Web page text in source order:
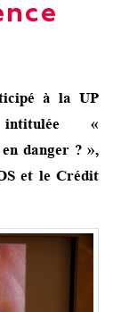
à la UP
intitulée «
danger ? »,
et le Crédit